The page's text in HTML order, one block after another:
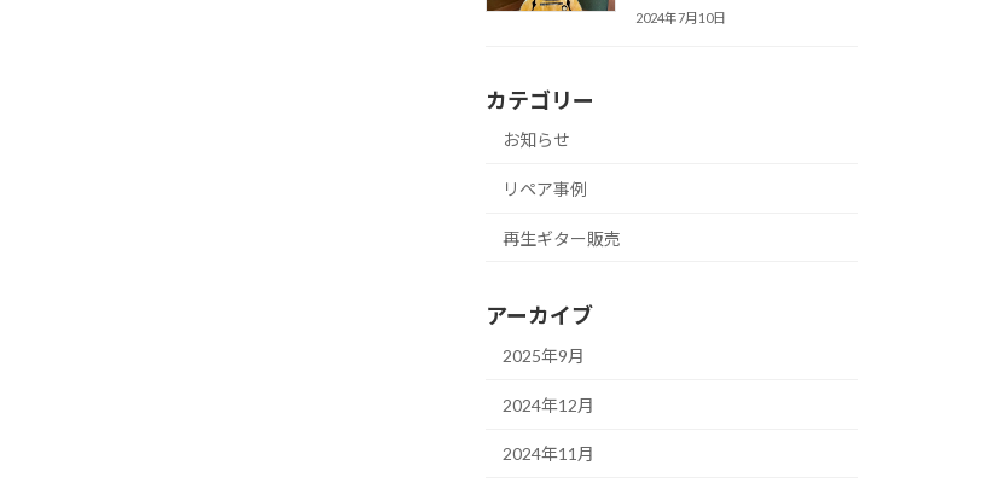
2024年7月10日
カテゴリー
お知らせ
リペア事例
再生ギター販売
アーカイブ
2025年9月
2024年12月
2024年11月